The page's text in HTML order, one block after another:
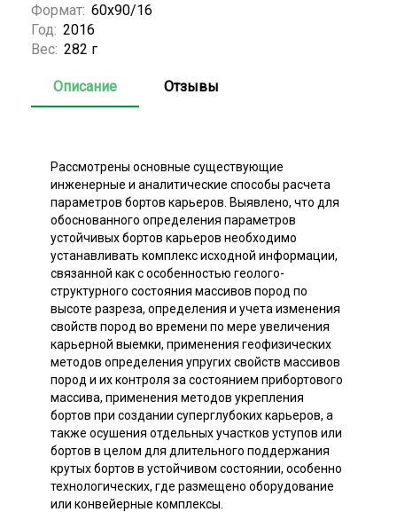
Формат: 60х90/16
Год: 2016
Вес: 282 г
Описание Отзывы
Рассмотрены основные существующие
инженерные и аналитические способы расчета
параметров бортов карьеров. Выявлено, что для
обоснованного определения параметров
устойчивых бортов карьеров необходимо
устанавливать комплекс исходной информации,
связанной как с особенностью геолого-
структурного состояния массивов пород по
высоте разреза, определения и учета изменения
свойств пород во времени по мере увеличения
карьерной выемки, применения геофизических
методов определения упругих свойств массивов
пород и их контроля за состоянием прибортового
массива, применения методов укрепления
бортов при создании суперглубоких карьеров, а
также осушения отдельных участков уступов или
бортов в целом для длительного поддержания
крутых бортов в устойчивом состоянии, особенно
технологических, где размещено оборудование
или конвейерные комплексы.